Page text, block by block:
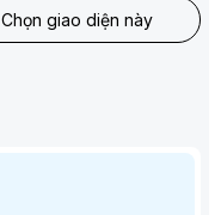
Chọn giao diện này